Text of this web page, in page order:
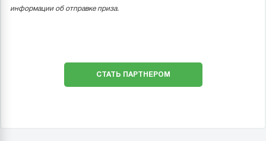
информации об отправке приза.
СТАТЬ ПАРТНЕРОМ